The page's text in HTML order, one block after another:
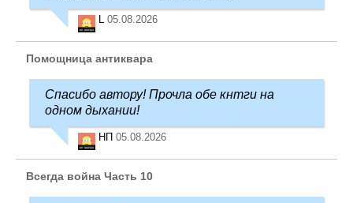
05.08.2026
Помощница антиквара
Спасибо автору! Прочла обе кнтги на
одном дыхании!
НП 05.08.2026
Всегда война Часть 10